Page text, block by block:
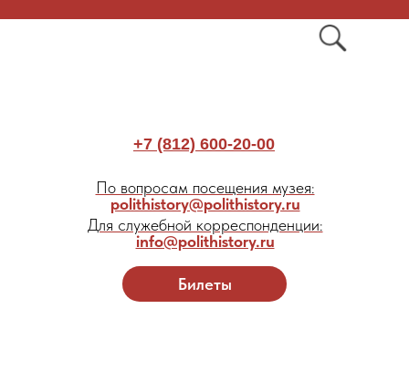
Билеты
+7 (812) 600-20-00
По вопросам посещения музея:
polithistory@polithistory.ru
Для служебной корреспонденции:
info@polithistory.ru